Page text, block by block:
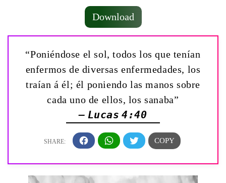
Download
“Poniéndose el sol, todos los que tenían
enfermos de diversas enfermedades, los
traían á él; él poniendo las manos sobre
cada uno de ellos, los sanaba”
— Lucas 4:40